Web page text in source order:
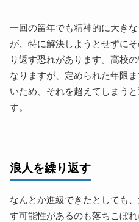
一回の留年でも精神的に大き
が、特に解決しようとせずに
り返す恐れがあります。高校
なりますが、定められた年限
いため、それを超えてしまう
す。
浪人を繰り返す
なんとか進級できたとしても
す可能性があるのも落ちこぼ